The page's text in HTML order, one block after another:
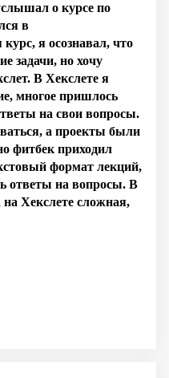
о курсе по
в
я осознавал, что
задачи, но хочу
В Хекслете я
многое пришлось
на свои вопросы.
а проекты были
фитбек приходил
формат лекций,
ответы на вопросы. В
на Хекслете сложная,